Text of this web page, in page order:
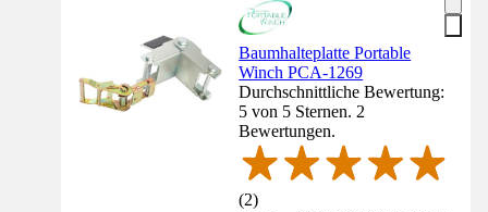
Baumhalteplatte Portable
Winch PCA-1269
Durchschnittliche Bewertung:
5 von 5 Sternen. 2
Bewertungen.
(2)